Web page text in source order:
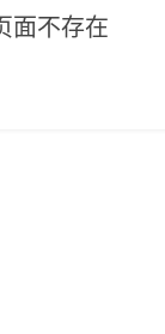
面不存在